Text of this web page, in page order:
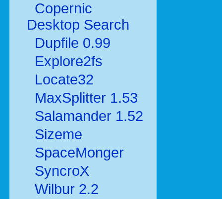
Copernic
Desktop Search
Dupfile 0.99
Explore2fs
Locate32
MaxSplitter 1.53
Salamander 1.52
Sizeme
SpaceMonger
SyncroX
Wilbur 2.2